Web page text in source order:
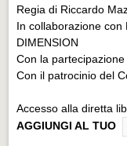
Regia di Riccardo
In collaborazione con
DIMENSION
Con la
Con il patrocinio del
Accesso alla diretta
AGGIUNGI AL TUO